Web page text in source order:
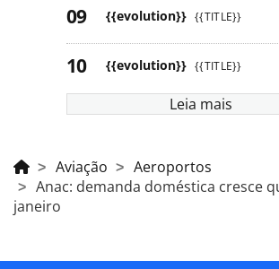
{{evolution}} {{TITLE}}
{{evolution}} {{TITLE}}
Leia mais
Aviação
Aeroportos
Anac: demanda doméstica cresce
janeiro